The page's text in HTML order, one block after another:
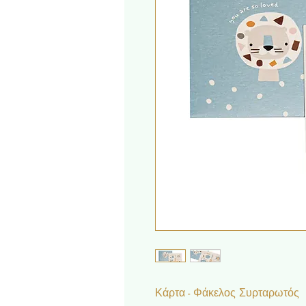
Κάρτα - Φάκελος Συρταρωτός